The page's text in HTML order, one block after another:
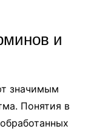
и
значимым
Понятия в